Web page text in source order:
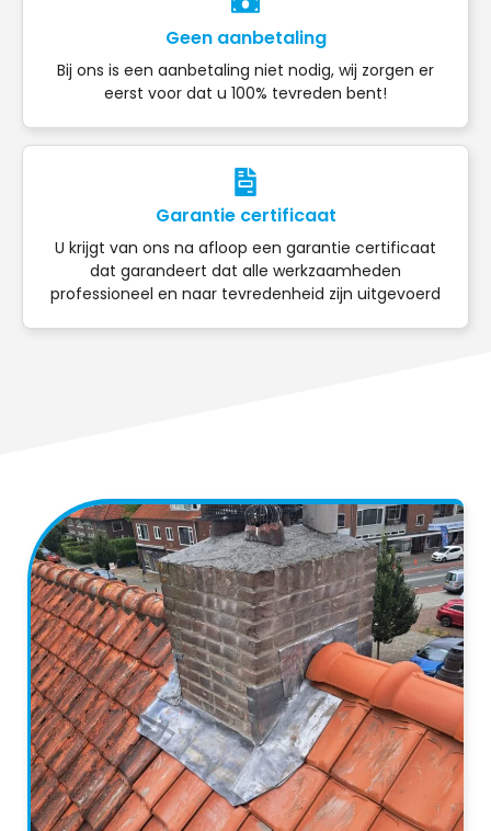
Geen aanbetaling
Bij ons is een aanbetaling niet nodig, wij zorgen er
eerst voor dat u 100% tevreden bent!
Garantie certificaat
U krijgt van ons na afloop een garantie certificaat
dat garandeert dat alle werkzaamheden
professioneel en naar tevredenheid zijn uitgevoerd